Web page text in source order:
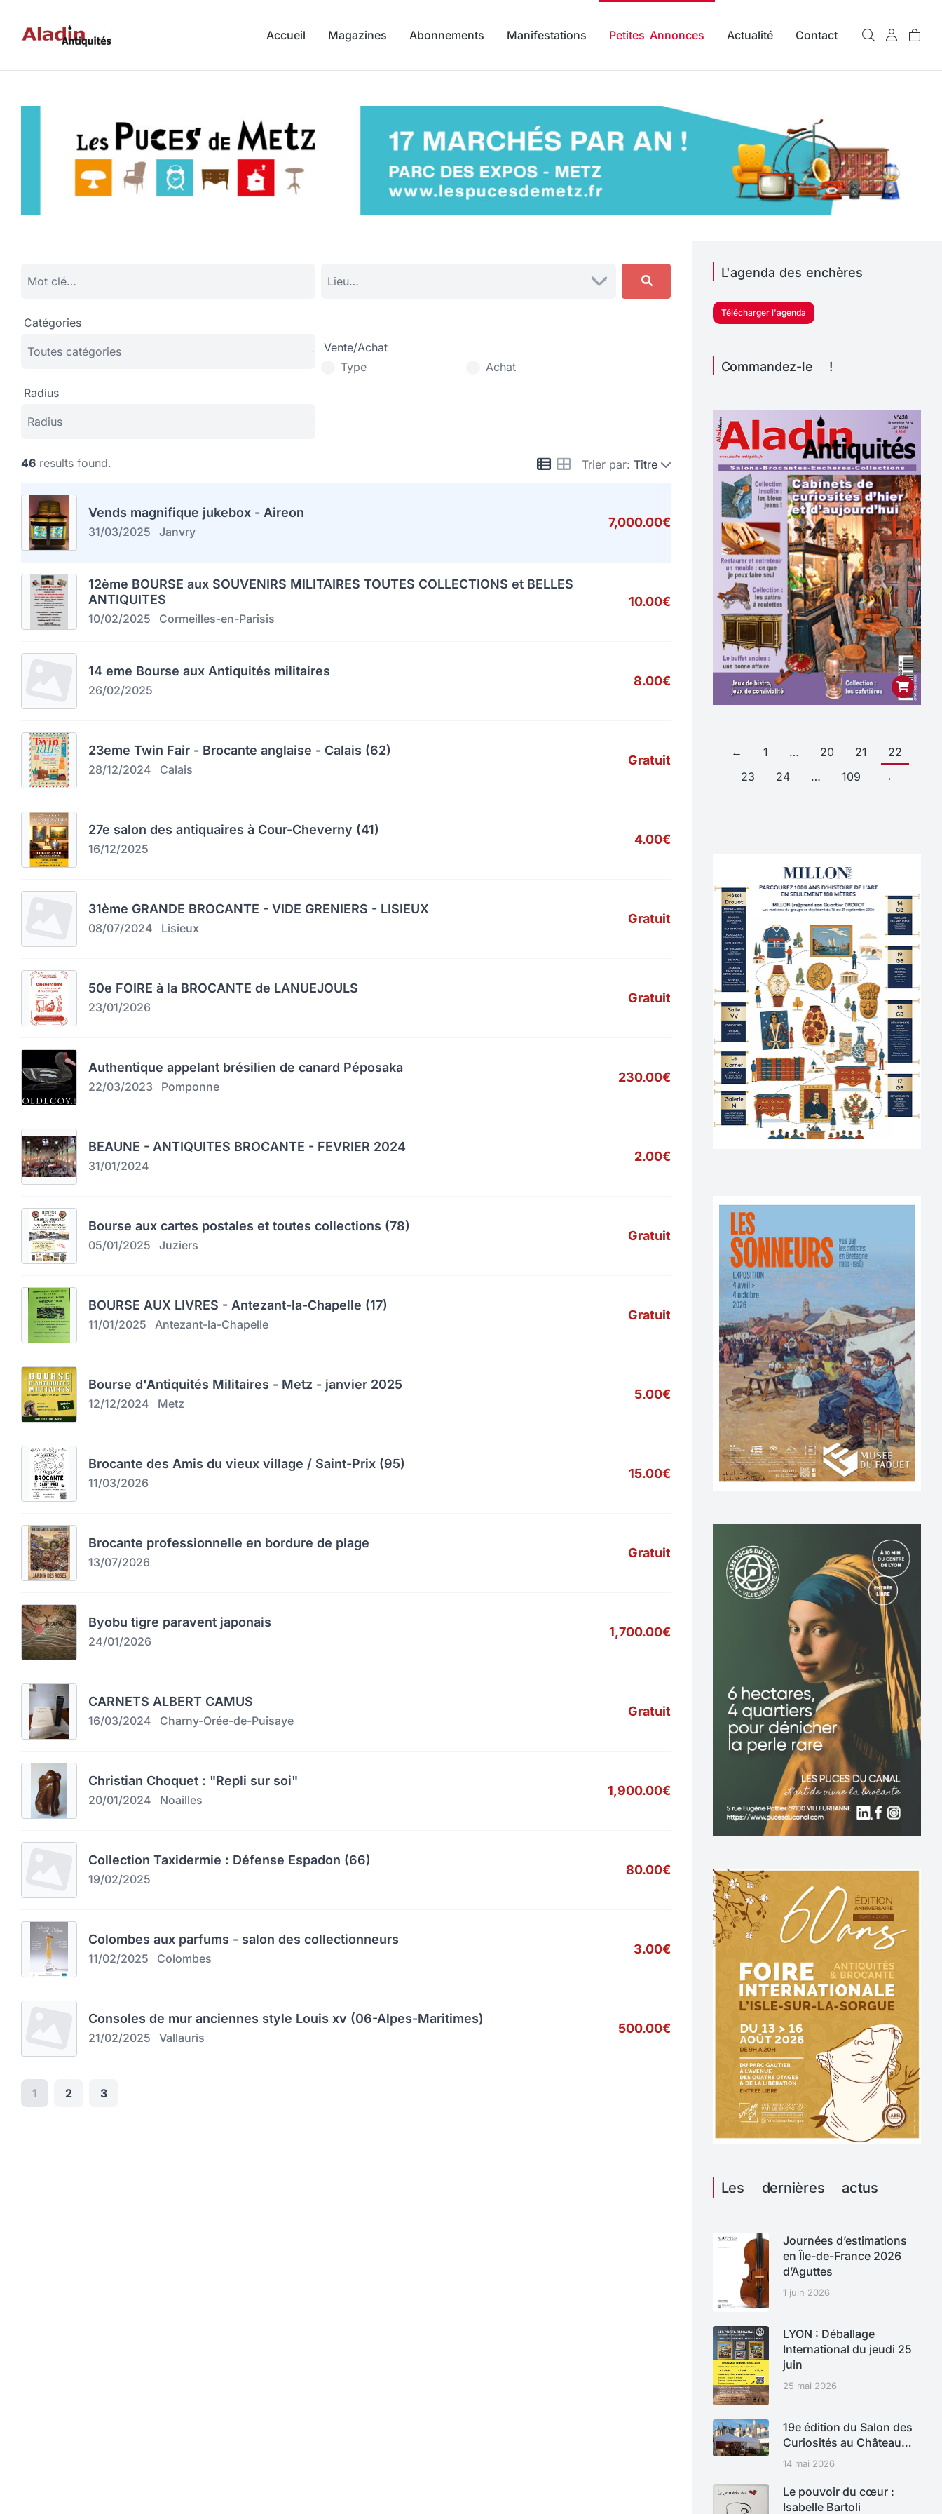
Accueil Magazines Abonnements Manifestations Petites Annonces Actualité Contact
Catégories
Vente/Achat
Type
Achat
Radius
Trier par: Titre
46 results found.
Vends magnifique jukebox - Aireon
31/03/2025 Janvry
7,000.00€
12ème BOURSE aux SOUVENIRS MILITAIRES TOUTES COLLECTIONS et BELLES
ANTIQUITES
10/02/2025 Cormeilles-en-Parisis
10.00€
14 eme Bourse aux Antiquités militaires
26/02/2025
8.00€
23eme Twin Fair - Brocante anglaise - Calais (62)
28/12/2024 Calais
Gratuit
27e salon des antiquaires à Cour-Cheverny (41)
16/12/2025
4.00€
31ème GRANDE BROCANTE - VIDE GRENIERS - LISIEUX
08/07/2024 Lisieux
Gratuit
50e FOIRE à la BROCANTE de LANUEJOULS
23/01/2026
Gratuit
Authentique appelant brésilien de canard Péposaka
22/03/2023 Pomponne
230.00€
BEAUNE - ANTIQUITES BROCANTE - FEVRIER 2024
31/01/2024
2.00€
Bourse aux cartes postales et toutes collections (78)
05/01/2025 Juziers
Gratuit
BOURSE AUX LIVRES - Antezant-la-Chapelle (17)
11/01/2025 Antezant-la-Chapelle
Gratuit
Bourse d'Antiquités Militaires - Metz - janvier 2025
12/12/2024 Metz
5.00€
Brocante des Amis du vieux village / Saint-Prix (95)
11/03/2026
15.00€
Brocante professionnelle en bordure de plage
13/07/2026
Gratuit
Byobu tigre paravent japonais
24/01/2026
1,700.00€
CARNETS ALBERT CAMUS
16/03/2024 Charny-Orée-de-Puisaye
Gratuit
Christian Choquet : "Repli sur soi"
20/01/2024 Noailles
1,900.00€
Collection Taxidermie : Défense Espadon (66)
19/02/2025
80.00€
Colombes aux parfums - salon des collectionneurs
11/02/2025 Colombes
3.00€
Consoles de mur anciennes style Louis xv (06-Alpes-Maritimes)
21/02/2025 Vallauris
500.00€
1 2 3
L'agenda des enchères
Télécharger l'agenda
Commandez-le !
← 1 … 20 21
22
23
24 … 109 →
Les dernières actus
Journées d’estimations
en Île-de-France 2026
d’Aguttes
1 juin 2026
LYON : Déballage
International du jeudi 25
juin
25 mai 2026
19e édition du Salon des
Curiosités au Château…
14 mai 2026
Le pouvoir du cœur :
Isabelle Bartoli